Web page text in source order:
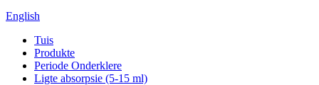
English
Tuis
Produkte
Periode Onderklere
Ligte absorpsie (5-15 ml)